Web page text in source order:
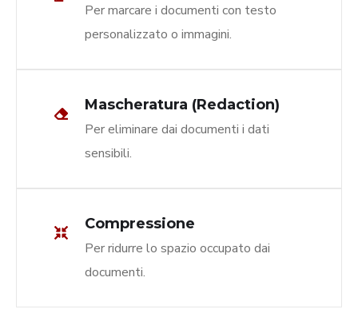
Per marcare i documenti con testo
personalizzato o immagini.
Mascheratura (Redaction)
Per eliminare dai documenti i dati
sensibili.
Compressione
Per ridurre lo spazio occupato dai
documenti.